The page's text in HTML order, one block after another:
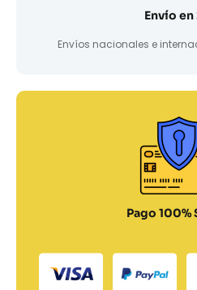
Envío en
Envíos nacionales e
Pago 100%